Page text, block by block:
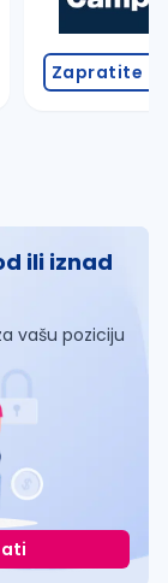
Zapratite
ili iznad
vašu poziciju